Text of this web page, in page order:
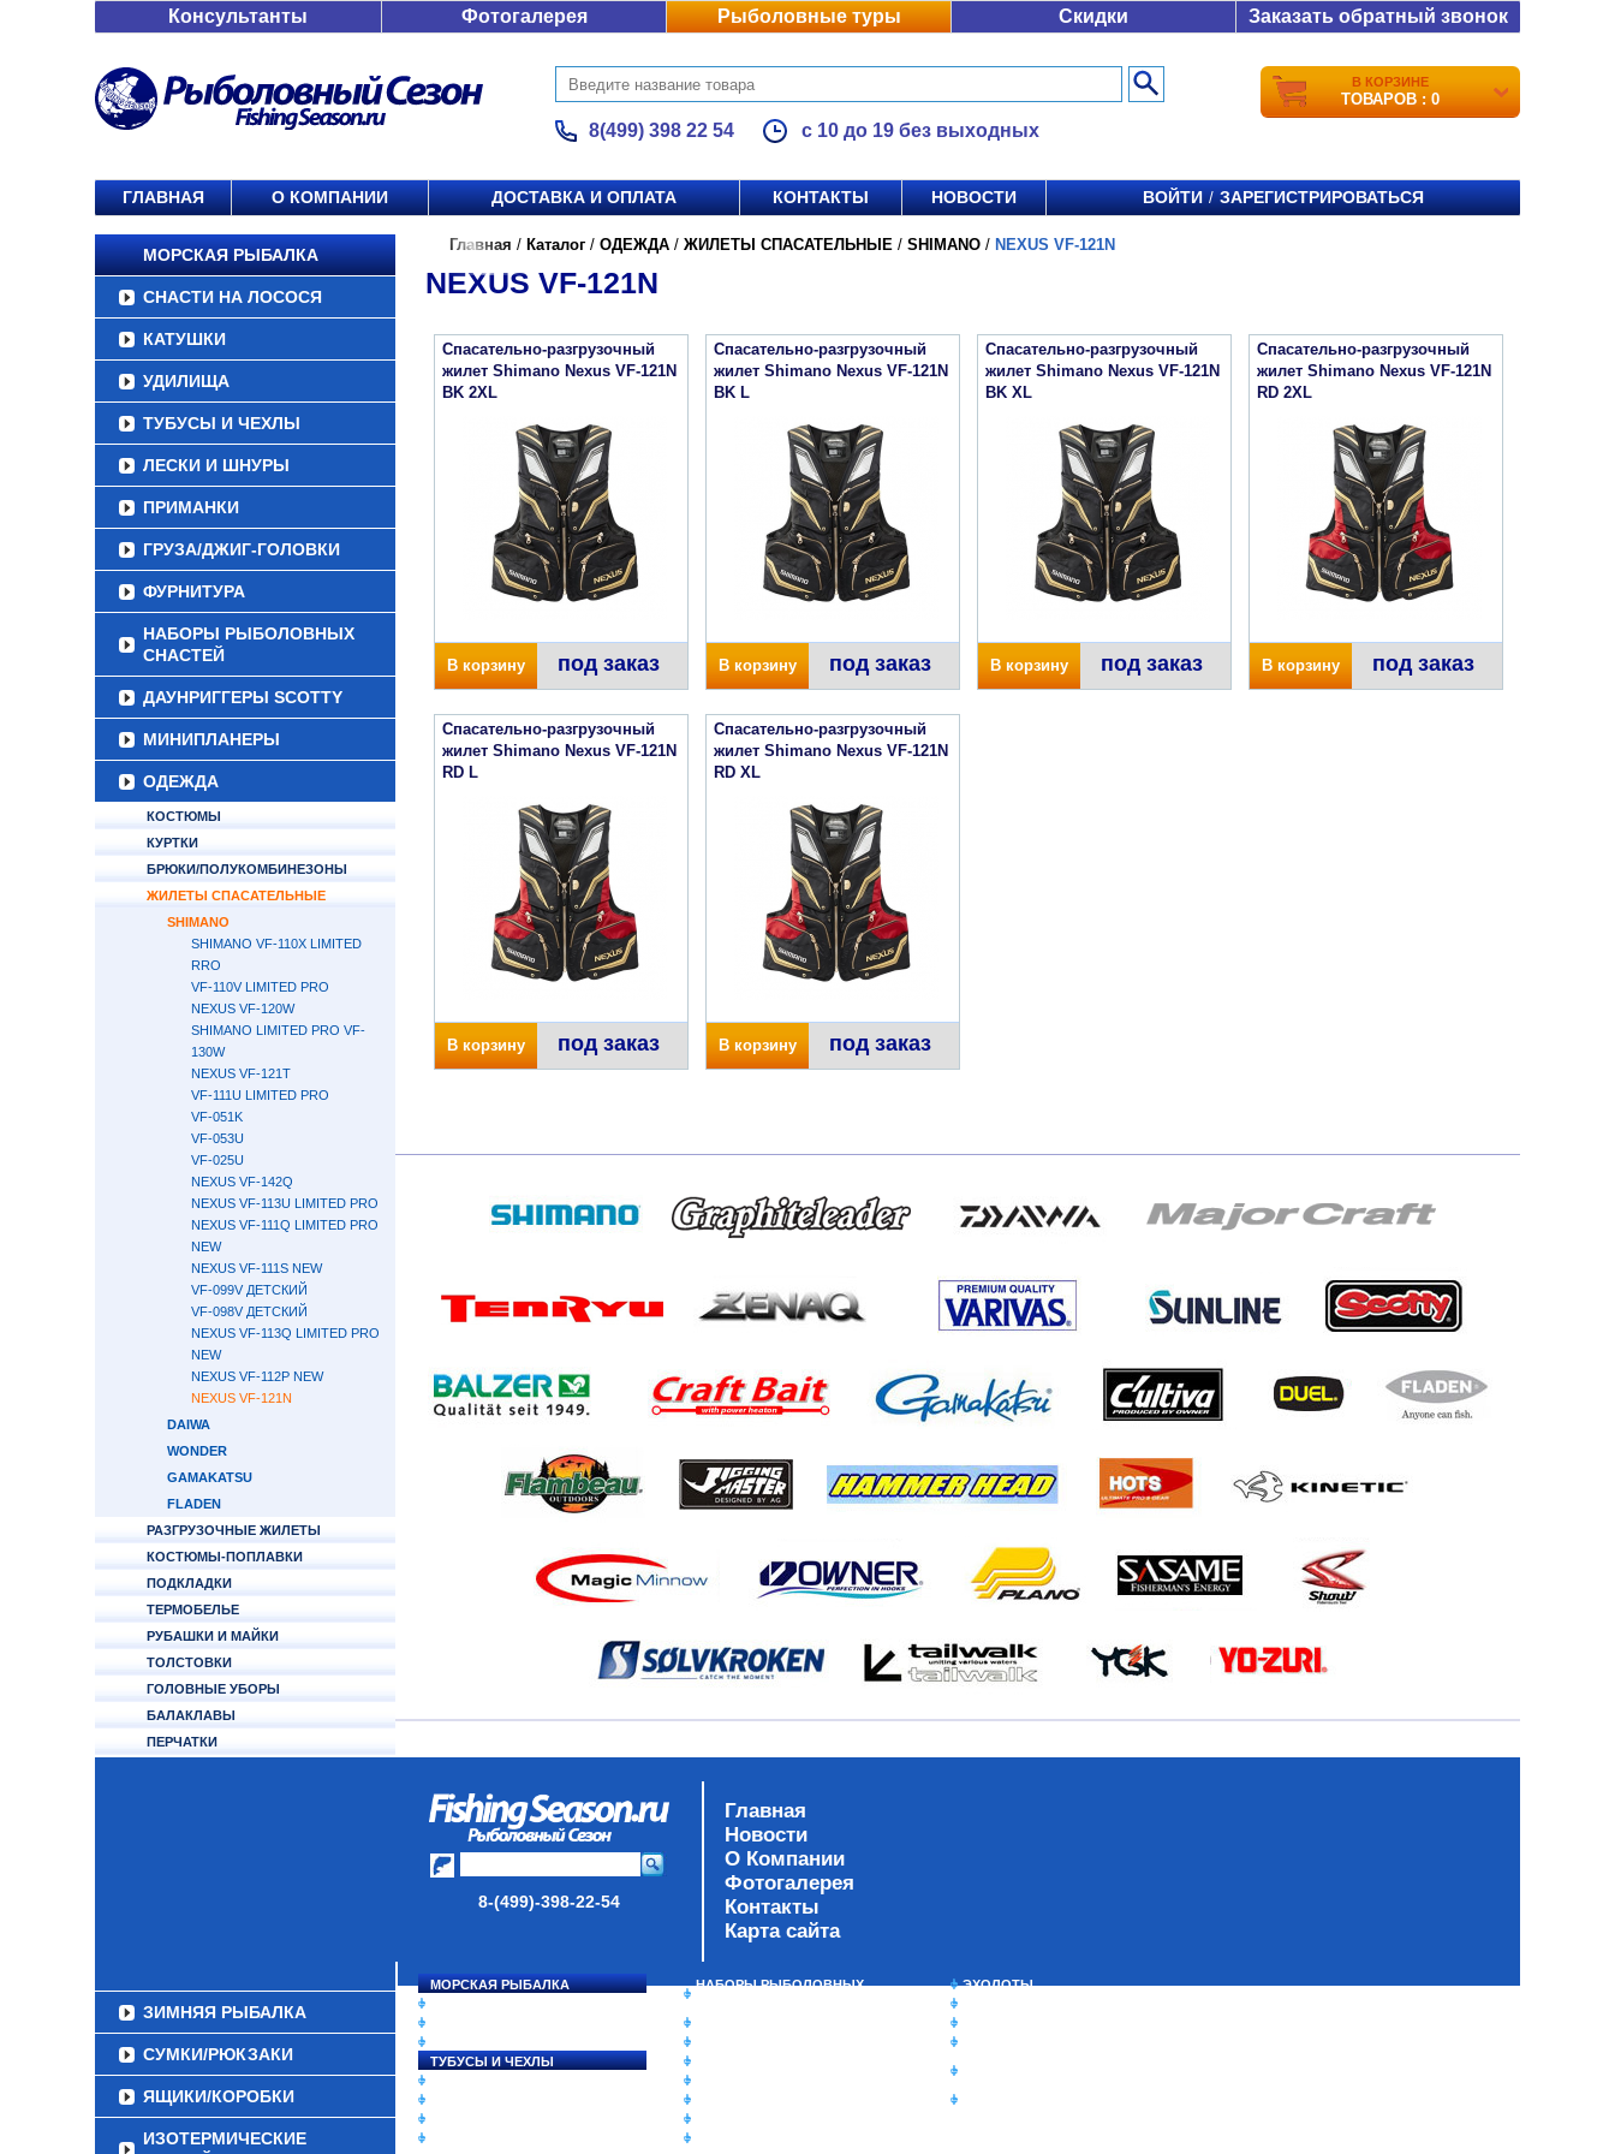
Консультанты Фотогалерея Рыболовные туры Скидки Заказать обратный звонок
8(499) 398 22 54 с 10 до 19 без выходных
В КОРЗИНЕ
ТОВАРОВ : 0
ГЛАВНАЯ О КОМПАНИИ ДОСТАВКА И ОПЛАТА КОНТАКТЫ НОВОСТИ ВОЙТИ / ЗАРЕГИСТРИРОВАТЬСЯ
МОРСКАЯ РЫБАЛКА
СНАСТИ НА ЛОСОСЯ
КАТУШКИ
УДИЛИЩА
ТУБУСЫ И ЧЕХЛЫ
ЛЕСКИ И ШНУРЫ
ПРИМАНКИ
ГРУЗА/ДЖИГ-ГОЛОВКИ
ФУРНИТУРА
НАБОРЫ РЫБОЛОВНЫХ
СНАСТЕЙ
ДАУНРИГГЕРЫ SCOTTY
МИНИПЛАНЕРЫ
ОДЕЖДА
КОСТЮМЫ
КУРТКИ
БРЮКИ/ПОЛУКОМБИНЕЗОНЫ
ЖИЛЕТЫ СПАСАТЕЛЬНЫЕ
SHIMANO
SHIMANO VF-110X LIMITED
RRO
VF-110V LIMITED PRO
NEXUS VF-120W
SHIMANO LIMITED PRO VF-
130W
NEXUS VF-121T
VF-111U LIMITED PRO
VF-051K
VF-053U
VF-025U
NEXUS VF-142Q
NEXUS VF-113U LIMITED PRO
NEXUS VF-111Q LIMITED PRO
NEW
NEXUS VF-111S NEW
VF-099V ДЕТСКИЙ
VF-098V ДЕТСКИЙ
NEXUS VF-113Q LIMITED PRO
NEW
NEXUS VF-112P NEW
NEXUS VF-121N
DAIWA
WONDER
GAMAKATSU
FLADEN
РАЗГРУЗОЧНЫЕ ЖИЛЕТЫ
КОСТЮМЫ-ПОПЛАВКИ
ПОДКЛАДКИ
ТЕРМОБЕЛЬЕ
РУБАШКИ И МАЙКИ
ТОЛСТОВКИ
ГОЛОВНЫЕ УБОРЫ
БАЛАКЛАВЫ
ПЕРЧАТКИ
ЗИМНЯЯ РЫБАЛКА
СУМКИ/РЮКЗАКИ
ЯЩИКИ/КОРОБКИ
ИЗОТЕРМИЧЕСКИЕ
Главная / Каталог / ОДЕЖДА / ЖИЛЕТЫ СПАСАТЕЛЬНЫЕ / SHIMANO / NEXUS VF-121N
NEXUS VF-121N
Спасательно-разгрузочный
жилет Shimano Nexus VF-121N
BK 2XL
В корзину под заказ
Спасательно-разгрузочный
жилет Shimano Nexus VF-121N
BK L
В корзину под заказ
Спасательно-разгрузочный
жилет Shimano Nexus VF-121N
BK XL
В корзину под заказ
Спасательно-разгрузочный
жилет Shimano Nexus VF-121N
RD 2XL
В корзину под заказ
Спасательно-разгрузочный
жилет Shimano Nexus VF-121N
RD L
В корзину под заказ
Спасательно-разгрузочный
жилет Shimano Nexus VF-121N
RD XL
В корзину под заказ
8-(499)-398-22-54
Главная
Новости
О Компании
Фотогалерея
Контакты
Карта сайта
МОРСКАЯ РЫБАЛКА
ТУБУСЫ И ЧЕХЛЫ
НАБОРЫ РЫБОЛОВНЫХ
ЭХОЛОТЫ